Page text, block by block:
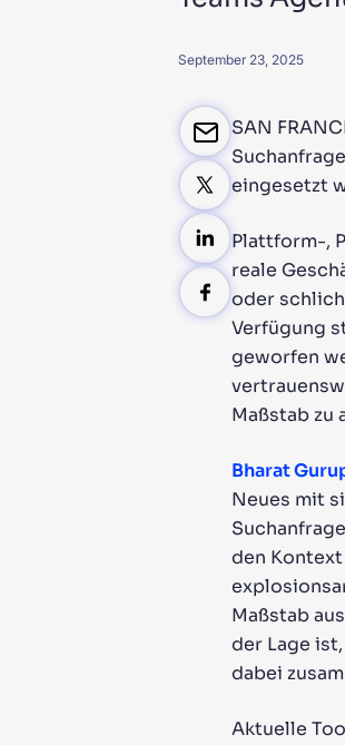
September 23, 2025
SAN
eingesetzt
Plattform-,
reale
oder
Verfügung
geworfen
Maßstab zu
Bharat
Neues mit
den
Maßstab
der Lage
dabei
Aktuelle